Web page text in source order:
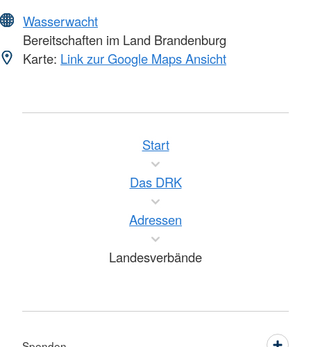
Wasserwacht
Bereitschaften im Land Brandenburg
Karte: Link zur Google Maps Ansicht
Start
Das DRK
Adressen
Landesverbände